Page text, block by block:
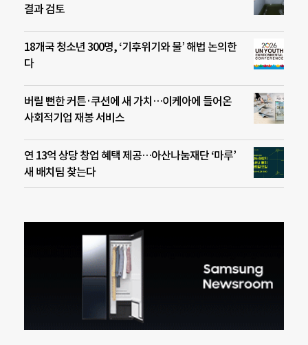
결과 검토
18개국 청소년 300명, ‘기후위기와 물’ 해법 논의한
다
버릴 뻔한 커튼·쿠션에 새 가치…이케아에 들어온
사회적기업 재봉 서비스
연 13억 상당 창업 혜택 제공…아산나눔재단 ‘마루’
새 배치팀 찾는다